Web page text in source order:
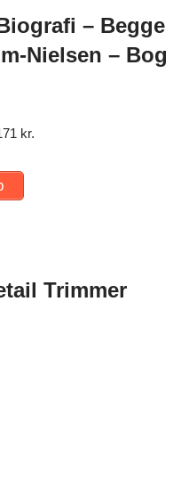
– Begge
Nielsen – Bog
kr.
Trimmer